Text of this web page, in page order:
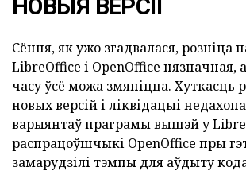
НОВЫЯ ВЕРСІІ
Сёння, як ужо згадвалася, розніца
LibreOffice і OpenOffice нязначная,
часу ўсё можа змяніцца. Хуткасць
новых версій і ліквідацыі
варыянтаў праграмы вышэй у
распрацоўшчыкі OpenOffice пры
замарудзілі тэмпы для аўдыту